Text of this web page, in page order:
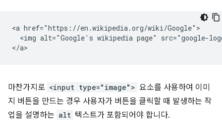
<a href="https://en.wikipedia.org/wiki/Google">
<img alt="Google's wikipedia page" src="google-
마찬가지로 <input type="image"> 요소를 사용하여 이미
지 버튼을 만드는 경우 사용자가 버튼을 클릭할 때 발생하는 작
업을 설명하는 alt 텍스트가 포함되어야 합니다.